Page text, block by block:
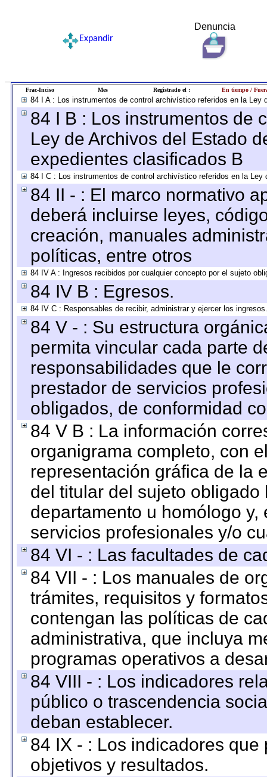
Denuncia
Expandir
Frac-Inciso Mes Registrado el : En tiempo /
84 I A : Los instrumentos de control archivístico referidos en la
84 I B : Los instrumentos de
Ley de Archivos del Estado
expedientes clasificados B
84 I C : Los instrumentos de control archivístico referidos en la
84 II - : El marco normativo
deberá incluirse leyes,
creación, manuales
políticas, entre otros
84 IV A : Ingresos recibidos por cualquier concepto por el sujeto
84 IV B : Egresos.
84 IV C : Responsables de recibir, administrar y ejercer los ingresos.
84 V - : Su estructura
permita vincular cada parte
responsabilidades que le
prestador de servicios
obligados, de conformidad
84 V B : La información
organigrama completo, con
representación gráfica de la
del titular del sujeto
departamento u homólogo
servicios profesionales y/o
84 VI - : Las facultades de
84 VII - : Los manuales de
trámites, requisitos y
contengan las políticas de
administrativa, que incluya
programas operativos a
84 VIII - : Los indicadores
público o trascendencia
deban establecer.
84 IX - : Los indicadores
objetivos y resultados.